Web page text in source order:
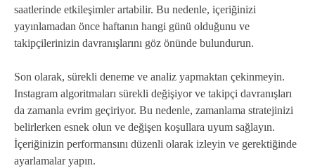
saatlerinde etkileşimler artabilir. Bu nedenle, içeriğinizi
yayınlamadan önce haftanın hangi günü olduğunu ve
takipçilerinizin davranışlarını göz önünde bulundurun.
Son olarak, sürekli deneme ve analiz yapmaktan çekinmeyin.
Instagram algoritmaları sürekli değişiyor ve takipçi davranışları
da zamanla evrim geçiriyor. Bu nedenle, zamanlama stratejinizi
belirlerken esnek olun ve değişen koşullara uyum sağlayın.
İçeriğinizin performansını düzenli olarak izleyin ve gerektiğinde
ayarlamalar yapın.